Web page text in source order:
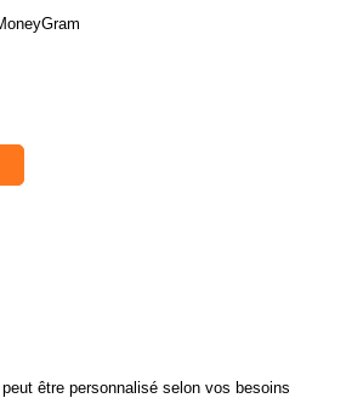
être personnalisé selon vos besoins